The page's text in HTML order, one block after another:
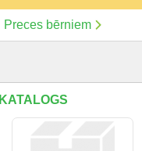
Preces bērniem
KATALOGS